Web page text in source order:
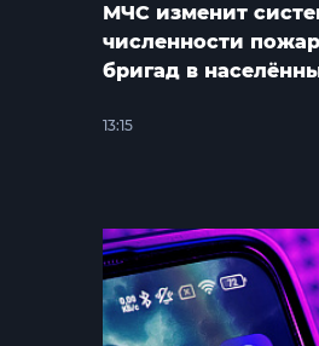
МЧС изменит
численности
бригад в
13:15